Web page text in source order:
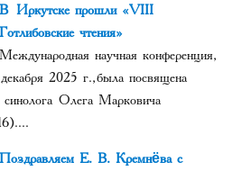
В Иркутске прошли «VIII
Готлибовские чтения»
Международная научная конференция,
2025 г., была посвящена
синолога Олега Марковича
Поздравляем Е. В. Кремнёва с